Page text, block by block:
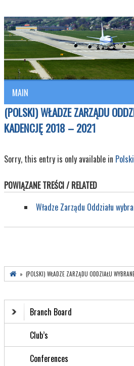
SITK RP Oddział w
Polish Association of Engineers &
MAIN
(POLSKI) WŁADZE ZARZĄDU
KADENCJĘ 2018 – 2021
Sorry, this entry is only available in Polski
POWIĄZANE TREŚCI / RELATED
Władze Zarządu Oddziału
» (POLSKI) WŁADZE ZARZĄDU ODDZIAŁU
Branch Board
Club’s
Conferences